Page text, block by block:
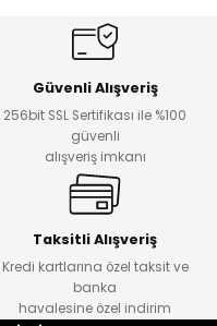
Güvenli Alışveriş
256bit SSL Sertifikası ile %100
güvenli
alışveriş imkanı
Taksitli Alışveriş
Kredi kartlarına özel taksit ve
banka
havalesine özel indirim